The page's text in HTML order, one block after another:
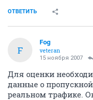
ОТВЕТИТЬ
F
Fоg
veteran
15 ноября 2007
Для оценки
данные о
реальном трафике.